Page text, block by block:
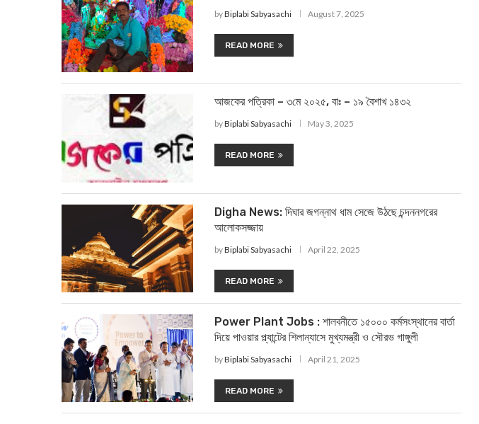
byBiplabi Sabyasachi August 7, 2025
READ MORE
আজকের পত্রিকা – ৩মে ২০২৫, বাঃ – ১৯ বৈশাখ ১৪৩২
byBiplabi Sabyasachi May 3, 2025
READ MORE
Digha News: দিঘার জগন্নাথ ধাম সেজে উঠছে চন্দননগরের
আলোকসজ্জায়
byBiplabi Sabyasachi April 22, 2025
READ MORE
Power Plant Jobs : শালবনীতে ১৫০০০ কর্মসংস্থানের বার্তা
দিয়ে পাওয়ার প্ল্যান্টের শিলান্যাসে মুখ্যমন্ত্রী ও সৌরভ গাঙ্গুলী
byBiplabi Sabyasachi April 21, 2025
READ MORE